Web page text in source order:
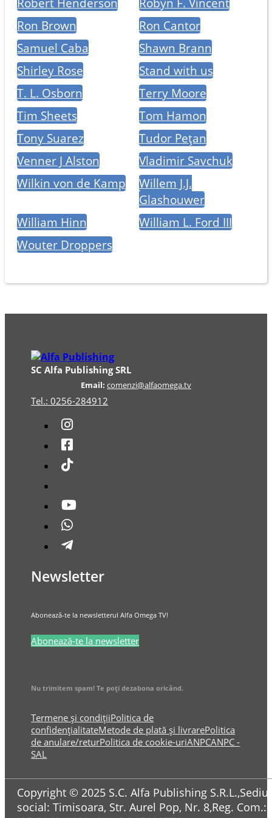
Ron Brown
Ron Cantor
Samuel Caba
Shawn Brann
Shirley Rose
Stand with us
T. L. Osborn
Terry Moore
Tim Sheets
Tom Hamon
Tony Suarez
Tudor Pețan
Venner J Alston
Vladimir Savchuk
Wilkin von de Kamp
Willem J.J.
Glashouwer
William Hinn
William L. Ford III
Wouter Droppers
SC Alfa Publishing SRL
Email: comenzi@alfaomega.tv
Tel.: 0256-284912
Newsletter
Abonează-te la newsletterul Alfa Omega TV!
Abonează-te la newsletter
Nu trimitem spam! Te poți dezabona oricând.
Termene și condițiiPolitica de
confidențialitateMetode de plată și livrarePolitica
de anulare/returPolitica de cookie-uriANPCANPC -
SAL
Copyright © 2025 S.C. Alfa Publishing S.R.L.,Sediul
social: Timisoara, Str. Aurel Pop, Nr. 8,Reg. Com.: